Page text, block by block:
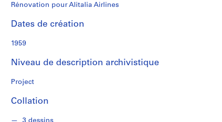
u
S
r
e
s
Rénovation pour Alitalia Airlines
Dates de création
1959
Niveau de description archivistique
Project
Collation